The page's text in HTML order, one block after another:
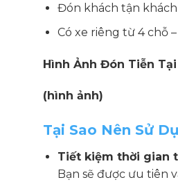
Đón khách tận khách
Có xe riêng từ 4 chỗ
Hình Ảnh Đón Tiễn
(hình ảnh)
Tại Sao Nên Sử
Tiết kiệm thời gian
Bạn sẽ được ưu tiên